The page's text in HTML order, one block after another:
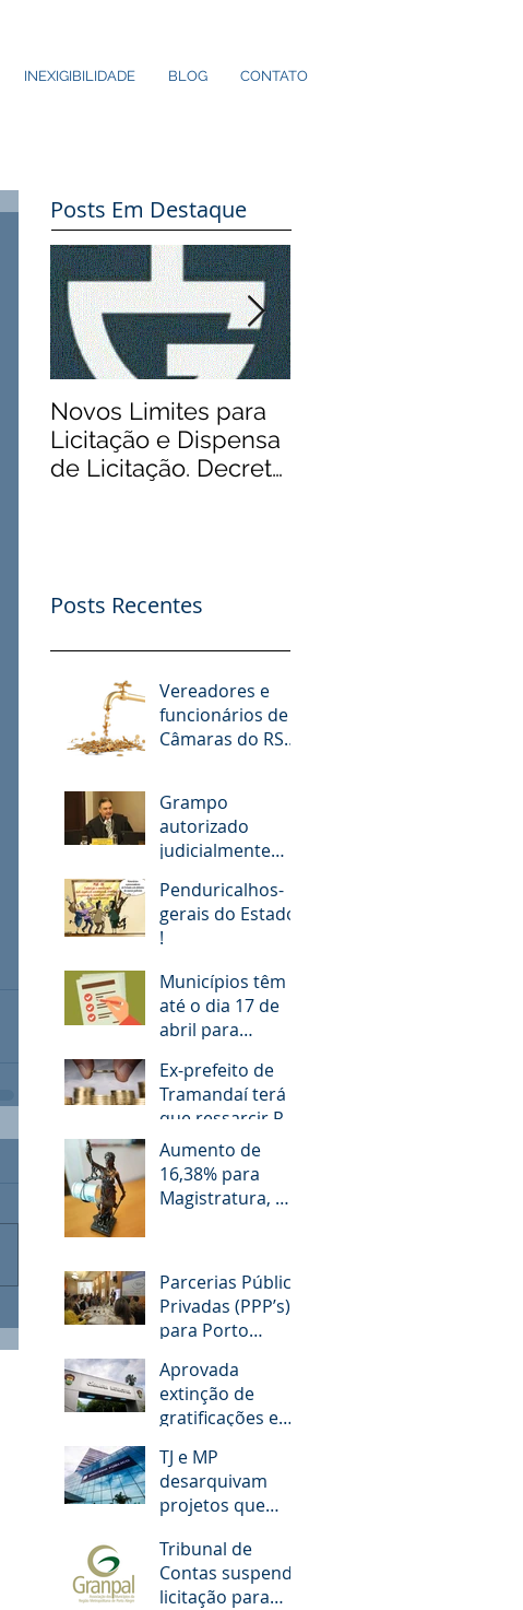
INEXIGIBILIDADE BLOG CONTATO
Posts Em Destaque
Novos Limites para
Licitação e Dispensa
de Licitação. Decreto
Posts Recentes
Vereadores e
funcionários de
Câmaras do RS
diárias; veja
situação de cada
Grampo
autorizado
judicialmente
desembargador
pedindo “vaga
fantasma” para
esposa, filho e so
Penduricalhos-
gerais do Estado
!
Municípios têm
até o dia 17 de
abril para
questionário
Ex-prefeito de
Tramandaí terá
que ressarcir R$
1,2 milhão aos
cofres públicos
Aumento de
16,38% para
Magistratura, MP,
questionado
Parcerias Público
Privadas (PPP’s)
para Porto
Aprovada
extinção de
gratificações e
servidores
municipais de
POA. O que
muda!
TJ e MP
desarquivam
projetos que
salários de juízes
e promotores
Tribunal de
Contas suspende
licitação para